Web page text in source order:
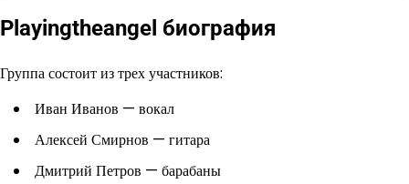
Playingtheangel биография
Группа состоит из трех участников:
Иван Иванов — вокал
Алексей Смирнов — гитара
Дмитрий Петров — барабаны